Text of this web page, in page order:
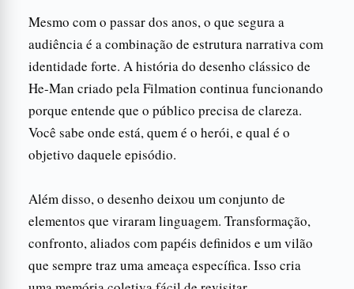
Mesmo com o passar dos anos, o que segura a
audiência é a combinação de estrutura narrativa com
identidade forte. A história do desenho clássico de
He-Man criado pela Filmation continua funcionando
porque entende que o público precisa de clareza.
Você sabe onde está, quem é o herói, e qual é o
objetivo daquele episódio.
Além disso, o desenho deixou um conjunto de
elementos que viraram linguagem. Transformação,
confronto, aliados com papéis definidos e um vilão
que sempre traz uma ameaça específica. Isso cria